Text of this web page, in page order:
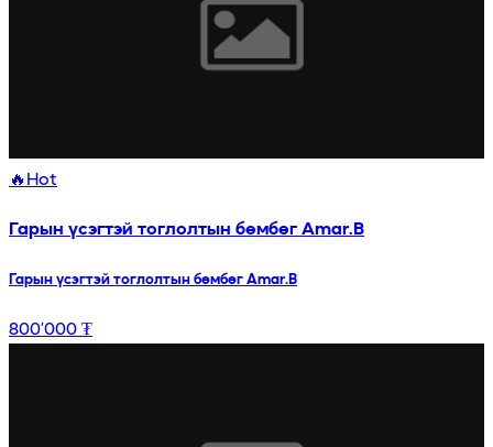
🔥 Hot
Гарын үсэгтэй тоглолтын бөмбөг Amar.B
Гарын үсэгтэй тоглолтын бөмбөг Amar.B
800’000 ₮